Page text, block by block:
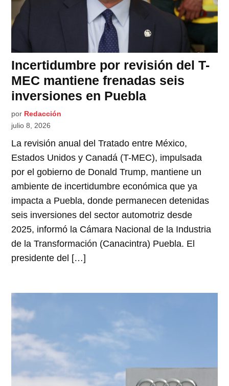
Incertidumbre por revisión del T-
MEC mantiene frenadas seis
inversiones en Puebla
por Redacción
julio 8, 2026
La revisión anual del Tratado entre México,
Estados Unidos y Canadá (T-MEC), impulsada
por el gobierno de Donald Trump, mantiene un
ambiente de incertidumbre económica que ya
impacta a Puebla, donde permanecen detenidas
seis inversiones del sector automotriz desde
2025, informó la Cámara Nacional de la Industria
de la Transformación (Canacintra) Puebla. El
presidente del […]